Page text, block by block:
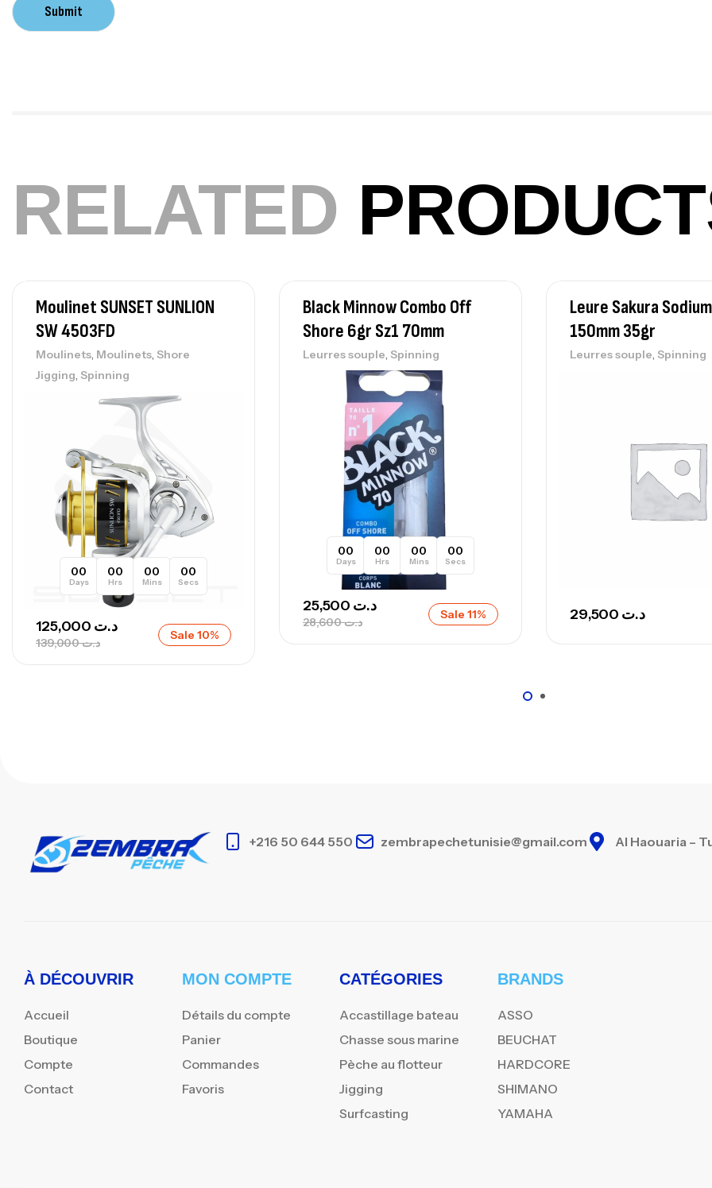
Submit
RELATED
Moulinet SUNSET SUNLION
SW 4503FD
Moulinets, Moulinets, Shore
Jigging, Spinning
00
Days
00
Hrs
00
Mins
00
Secs
د.ت139,000
د.ت Sale 10%
Black Minnow Combo Off
Shore 6gr Sz1 70mm
Leurres souple, Spinning
00
Days
00
Hrs
00
Mins
00
Secs
د.ت28,600
د.ت Sale 11%
Leure Sakura
150mm 35gr
Leurres souple, Spinning
د.ت
+216 50 644 550 zembrapechetunisie@gmail.com Al Haouaria –
À DÉCOUVRIR
Accueil
Boutique
Compte
Contact
MON COMPTE
Détails du compte
Panier
Commandes
Favoris
CATÉGORIES
Accastillage bateau
Chasse sous marine
Pèche au flotteur
Jigging
Surfcasting
BRANDS
ASSO
BEUCHAT
HARDCORE
SHIMANO
YAMAHA